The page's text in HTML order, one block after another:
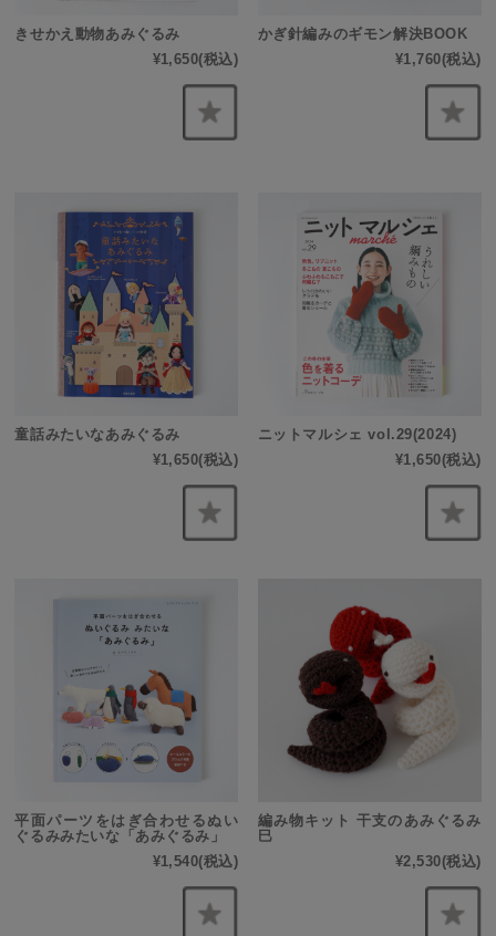
きせかえ動物あみぐるみ
¥1,650(税込)
かぎ針編みのギモン解決BOOK
¥1,760(税込)
童話みたいなあみぐるみ
¥1,650(税込)
ニットマルシェ vol.29(2024)
¥1,650(税込)
平面パーツをはぎ合わせるぬい
ぐるみみたいな「あみぐるみ」
¥1,540(税込)
編み物キット 干支のあみぐるみ
巳
¥2,530(税込)